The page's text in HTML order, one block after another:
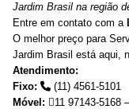
Jardim Brasil na região
Entre em contato com a
O melhor preço para
Jardim Brasil está aqui,
Atendimento:
Fixo:
(11) 4561-5101
Móvel:
11 97143-5168